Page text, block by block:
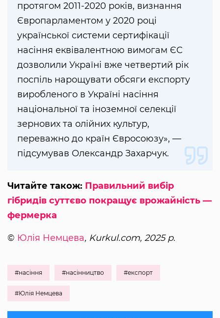
протягом 2011-2020 років, визнання
Європарламентом у 2020 році
української системи сертифікації
насіння еквівалентною вимогам ЄС
дозволили Україні вже четвертий рік
поспіль нарощувати обсяги експорту
виробленого в Україні насіння
національної та іноземної селекції
зернових та олійних культур,
переважно до країн Євросоюзу», —
підсумував Олександр Захарчук.
Читайте також: Правильний вибір
гібридів суттєво покращує врожайність —
фермерка
© Юлія Немцева, Kurkul.com, 2025 р.
#насіння #насінництво #експорт
#Юлія Немцева